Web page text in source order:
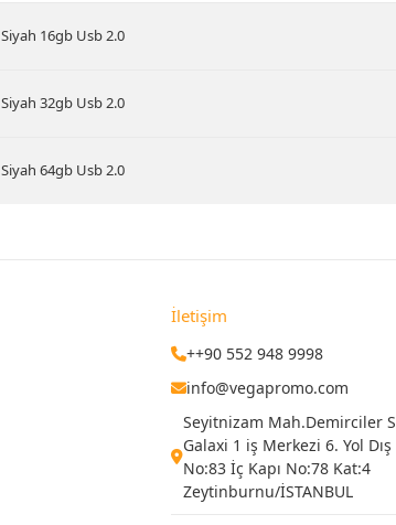
Siyah 16gb Usb 2.0
Siyah 32gb Usb 2.0
Siyah 64gb Usb 2.0
İletişim
++90 552 948 9998
info@vegapromo.com
Seyitnizam Mah.Demirciler
Galaxi 1 iş Merkezi 6. Yol Dış
No:83 İç Kapı No:78 Kat:4
Zeytinburnu/İSTANBUL